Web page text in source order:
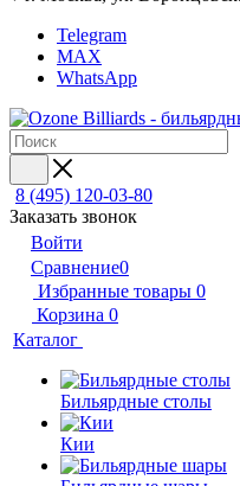
Telegram
MAX
WhatsApp
8 (495) 120-03-80
Заказать звонок
Войти
Сравнение0
Избранные товары 0
Корзина 0
Каталог
Бильярдные столы
Кии